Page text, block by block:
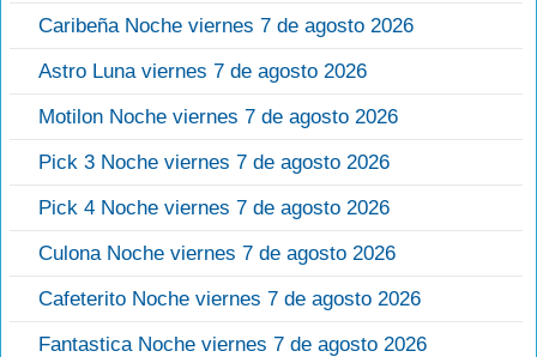
Caribeña Noche viernes 7 de agosto 2026
Astro Luna viernes 7 de agosto 2026
Motilon Noche viernes 7 de agosto 2026
Pick 3 Noche viernes 7 de agosto 2026
Pick 4 Noche viernes 7 de agosto 2026
Culona Noche viernes 7 de agosto 2026
Cafeterito Noche viernes 7 de agosto 2026
Fantastica Noche viernes 7 de agosto 2026